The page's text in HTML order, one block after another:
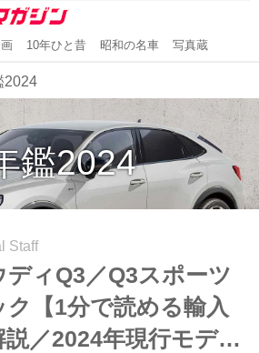
10年ひと昔 昭和の名車 写真蔵
2024
鑑2024
Staff
ディQ3／Q3スポーツ
ク【1分で読める輸入
説／2024年現行モデ